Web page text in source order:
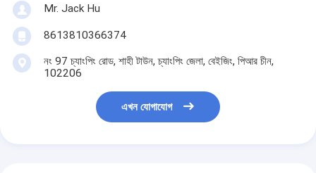
Mr. Jack Hu
8613810366374
নং 97 চ্যাংপিং রোড, শাহী টাউন, চ্যাংপিং জেলা, বেইজিং, পিআর চীন,
102206
এখন যোগাযোগ